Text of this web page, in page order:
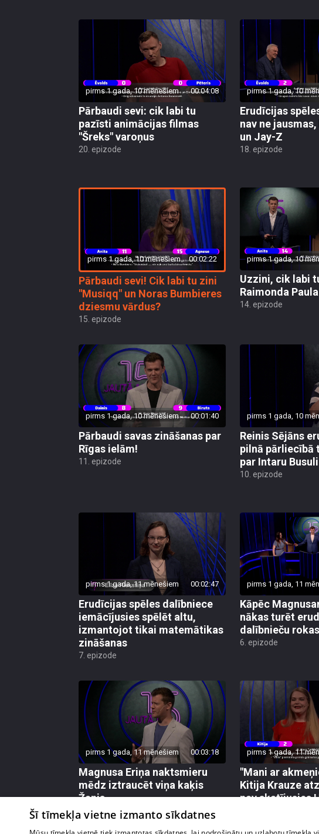
pirms 1 gada, 10 mēnešiem 00:04:08
Pārbaudi sevi: cik labi tu
pazīsti animācijas filmas
"Šreks" varoņus
20. epizode
pirms 1 gada, 10
Erudīcijas
nav ne
un Jay-Z
18. epizode
pirms 1 gada, 10 mēnešiem 00:02:22
Pārbaudi sevi! Cik labi tu zini
"Musiqq" un Noras Bumbieres
dziesmu vārdus?
15. epizode
pirms 1 gada, 10
Uzzini, cik labi
Raimonda
14. epizode
pirms 1 gada, 10 mēnešiem 00:01:40
Pārbaudi savas zināšanas par
Rīgas ielām!
11. epizode
pirms 1 gada, 10
Reinis Sējāns
pilnā pārliecībā
par Intaru Busuli
10. epizode
pirms 1 gada, 11 mēnešiem 00:02:47
Erudīcijas spēles dalībniece
iemācījusies spēlēt altu,
izmantojot tikai matemātikas
zināšanas
7. epizode
pirms 1 gada, 11
Kāpēc
nākas turēt
dalībnieču
6. epizode
pirms 1 gada, 11 mēnešiem 00:03:18
Magnusa Eriņa naktsmieru
mēdz iztraucēt viņa kaķis
Žanis
3. epizode
pirms 1 gada, 11
"Mani ar
Kitija Krauze
nav skatījusies
Šī tīmekļa vietne izmanto sīkdatnes